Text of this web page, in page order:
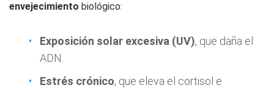
envejecimiento biológico:
Exposición solar excesiva (UV), que daña el
ADN.
Estrés crónico, que eleva el cortisol e